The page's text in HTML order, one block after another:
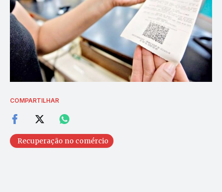
COMPARTILHAR
Recuperação no comércio